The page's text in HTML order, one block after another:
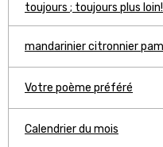
toujours ; toujours plus loin!
mandarinier citronnier
Votre poème préféré
Calendrier du mois